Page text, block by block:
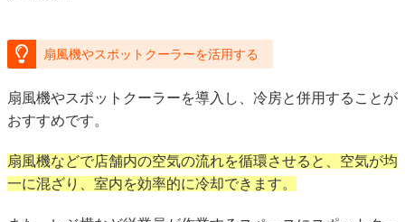
扇風機やスポットクーラーを活用する
扇風機やスポットクーラーを導入し、冷房と併用することが
おすすめです。
扇風機などで店舗内の空気の流れを循環させると、空気が均
一に混ざり、室内を効率的に冷却できます。